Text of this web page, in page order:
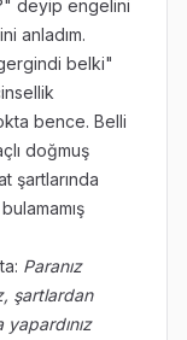
deyip engelini
anladım.
belki"
bence. Belli
doğmuş
şartlarında
Paranız
şartlardan